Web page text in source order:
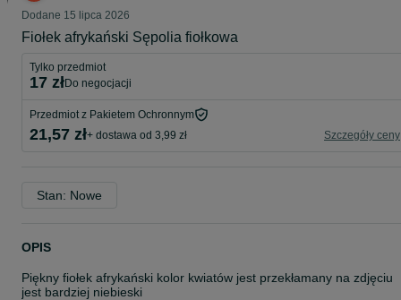
Dodane 15 lipca 2026
Fiołek afrykański Sępolia fiołkowa
Tylko przedmiot
17 zł do negocjacji
Przedmiot z Pakietem Ochronnym
21,57 zł+ dostawa od 3,99 zł Szczegóły ceny
Stan: Nowe
OPIS
Piękny fiołek afrykański kolor kwiatów jest przekłamany na zdjęciu
jest bardziej niebieski